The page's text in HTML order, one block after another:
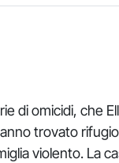
di omicidi, che
trovato
violento. La